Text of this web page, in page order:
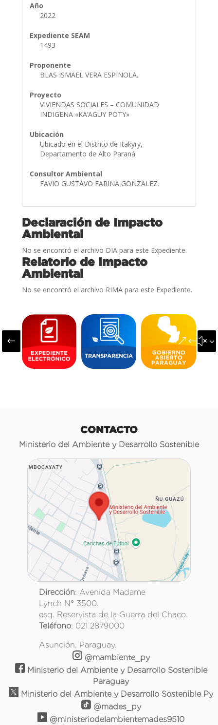
Año
2022
Expediente SEAM
1493
Proponente
BLAS ISMAEL VERA ESPINOLA.
Proyecto
VIVIENDAS SOCIALES – COMUNIDAD
INDIGENA «KA’AGUY POTY»
Ubicación
Ubicado en el Distrito de Itakyry,
Departamento de Alto Paraná.
Consultor Ambiental
FAVIO GUSTAVO FARIÑA GONZALEZ.
Declaración de Impacto
Ambiental
No se encontró el archivo DIA para este Expediente.
Relatorio de Impacto
Ambiental
No se encontró el archivo RIMA para este Expediente.
#
CONTACTO
Ministerio del Ambiente y Desarrollo Sostenible
Dirección: Avenida Madame
Lynch N° 3500.
esq. Reservista de la Guerra del Chaco.
Teléfono: 021 2879000
Asunción, Paraguay.
@mambiente_py
Ministerio del Ambiente y Desarrollo Sostenible
Paraguay
Ministerio del Ambiente y Desarrollo Sostenible Py
@mades_py
@ministeriodelambientemades9510